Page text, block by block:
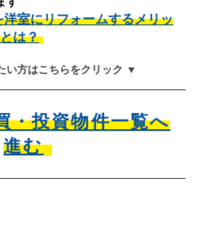
室にリフォームするメリッ
は？
い方はこちらをクリック ▼
・投資物件一覧へ
進む